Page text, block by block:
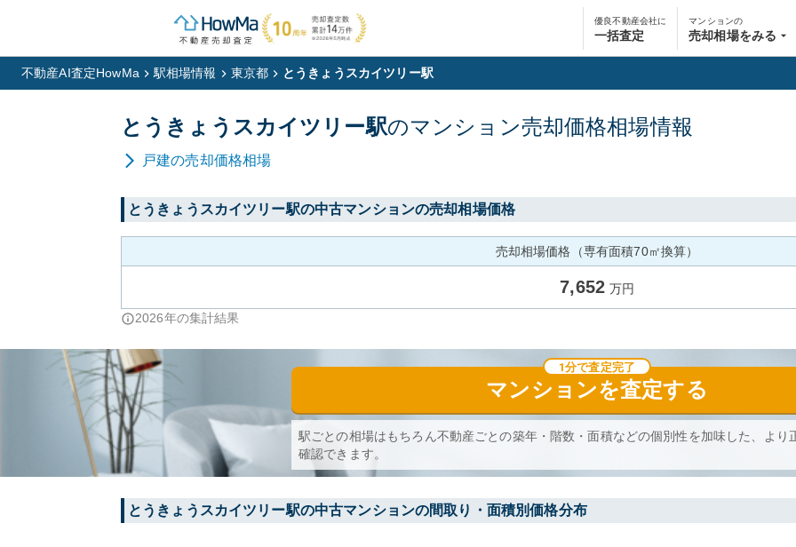
優良不動産会社に
一括査定
マンションの
売却相場をみる
不動産AI査定HowMa 駅相場情報 東京都 とうきょうスカイツリー駅
とうきょうスカイツリー駅のマンション売却価格相場情報
戸建の売却価格相場
とうきょうスカイツリー駅の中古マンションの売却相場価格
売却相場価格（専有面積70㎡換算）
7,652 万円
2026年の集計結果
マンションを査定する
1分で査定完了
駅ごとの相場はもちろん不動産ごとの築年・階数・面積などの個別性を加味した、より
確認できます。
とうきょうスカイツリー駅の中古マンションの間取り・面積別価格分布